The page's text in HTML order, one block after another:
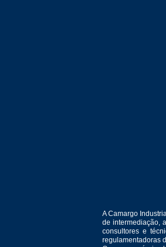
A Camargo
de intermediação,
consultores e
regulamentadoras